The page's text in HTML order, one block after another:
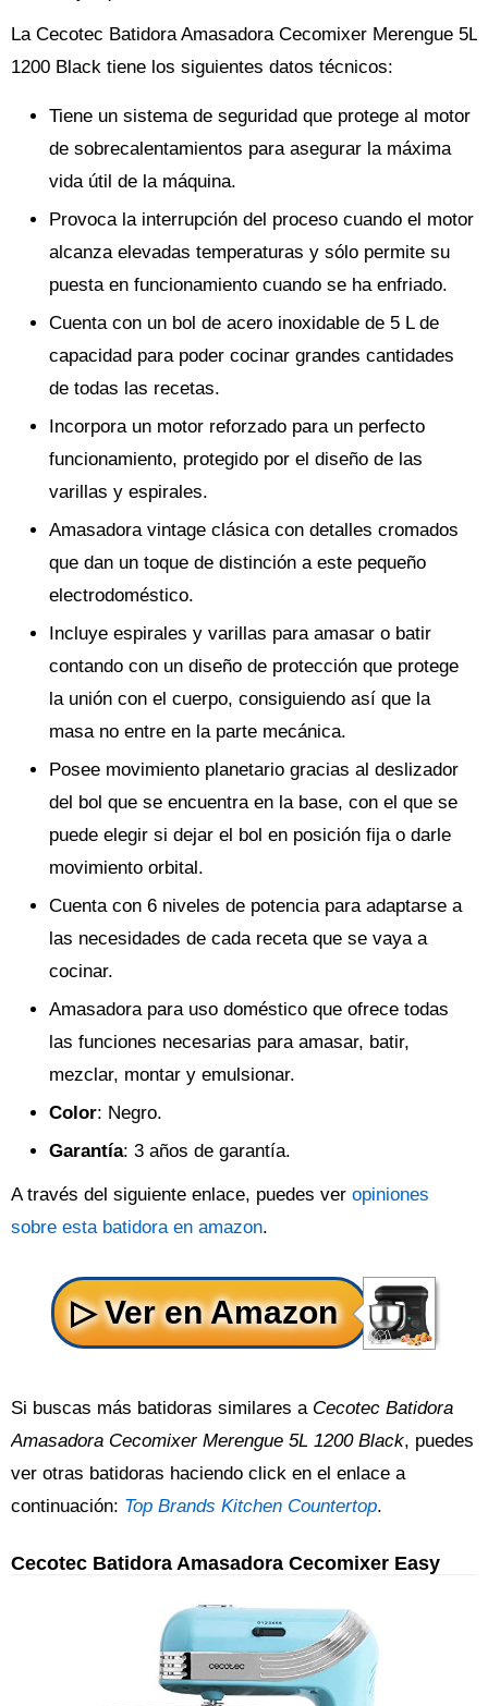
La Cecotec Batidora Amasadora Cecomixer Merengue 5L
1200 Black tiene los siguientes datos técnicos:
Tiene un sistema de seguridad que protege al motor
de sobrecalentamientos para asegurar la máxima
vida útil de la máquina.
Provoca la interrupción del proceso cuando el motor
alcanza elevadas temperaturas y sólo permite su
puesta en funcionamiento cuando se ha enfriado.
Cuenta con un bol de acero inoxidable de 5 L de
capacidad para poder cocinar grandes cantidades
de todas las recetas.
Incorpora un motor reforzado para un perfecto
funcionamiento, protegido por el diseño de las
varillas y espirales.
Amasadora vintage clásica con detalles cromados
que dan un toque de distinción a este pequeño
electrodoméstico.
Incluye espirales y varillas para amasar o batir
contando con un diseño de protección que protege
la unión con el cuerpo, consiguiendo así que la
masa no entre en la parte mecánica.
Posee movimiento planetario gracias al deslizador
del bol que se encuentra en la base, con el que se
puede elegir si dejar el bol en posición fija o darle
movimiento orbital.
Cuenta con 6 niveles de potencia para adaptarse a
las necesidades de cada receta que se vaya a
cocinar.
Amasadora para uso doméstico que ofrece todas
las funciones necesarias para amasar, batir,
mezclar, montar y emulsionar.
Color: Negro.
Garantía: 3 años de garantía.
A través del siguiente enlace, puedes ver opiniones
sobre esta batidora en amazon.
Si buscas más batidoras similares a Cecotec Batidora
Amasadora Cecomixer Merengue 5L 1200 Black, puedes
ver otras batidoras haciendo click en el enlace a
continuación: Top Brands Kitchen Countertop.
Cecotec Batidora Amasadora Cecomixer Easy